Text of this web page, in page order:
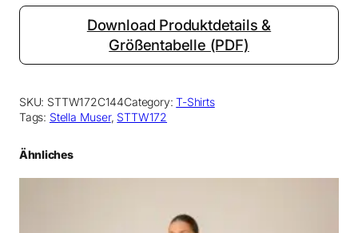
Download Produktdetails &
Größentabelle (PDF)
SKU: STTW172C144Category:T-Shirts
Tags: Stella Muser, STTW172
Ähnliches